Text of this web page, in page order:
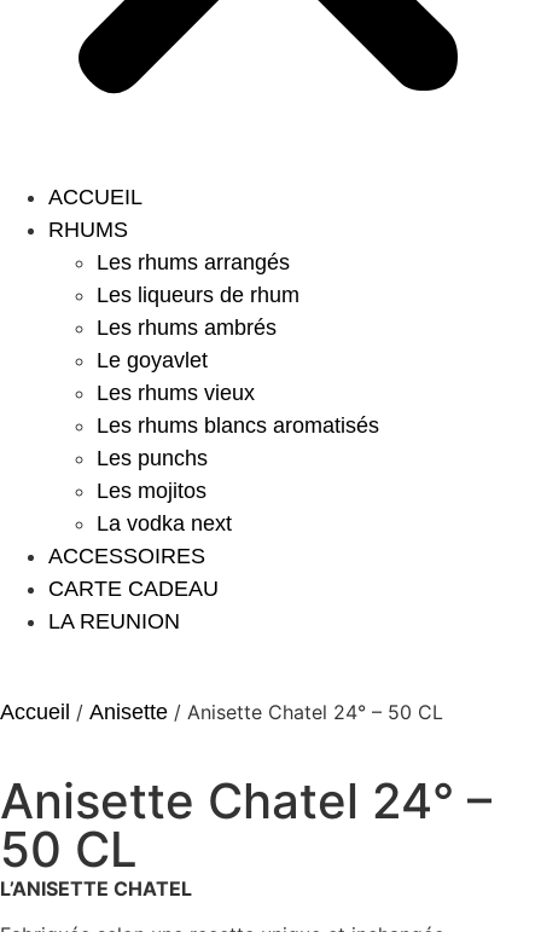
ACCUEIL
RHUMS
Les rhums arrangés
Les liqueurs de rhum
Les rhums ambrés
Le goyavlet
Les rhums vieux
Les rhums blancs aromatisés
Les punchs
Les mojitos
La vodka next
ACCESSOIRES
CARTE CADEAU
LA REUNION
Accueil / Anisette / Anisette Chatel 24° – 50 CL
Anisette Chatel 24° –
50 CL
L’ANISETTE CHATEL